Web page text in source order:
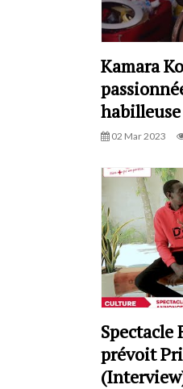
Kamara
02 Mar 2023
Spectacle
prévoit